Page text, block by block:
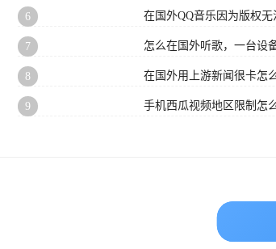
6 在国外QQ音乐因为版权
7 怎么在国外听歌，一台设
8 在国外用上游新闻很卡怎
9 手机西瓜视频地区限制怎